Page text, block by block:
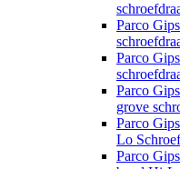
Parco
Parco
Parco
grove
Parco
Lo
Parco